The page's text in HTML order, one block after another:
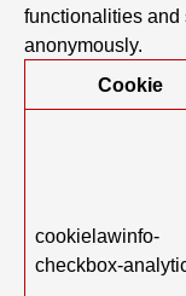
functionalities and
anonymously.
Cookie
cookielawinfo-
checkbox-